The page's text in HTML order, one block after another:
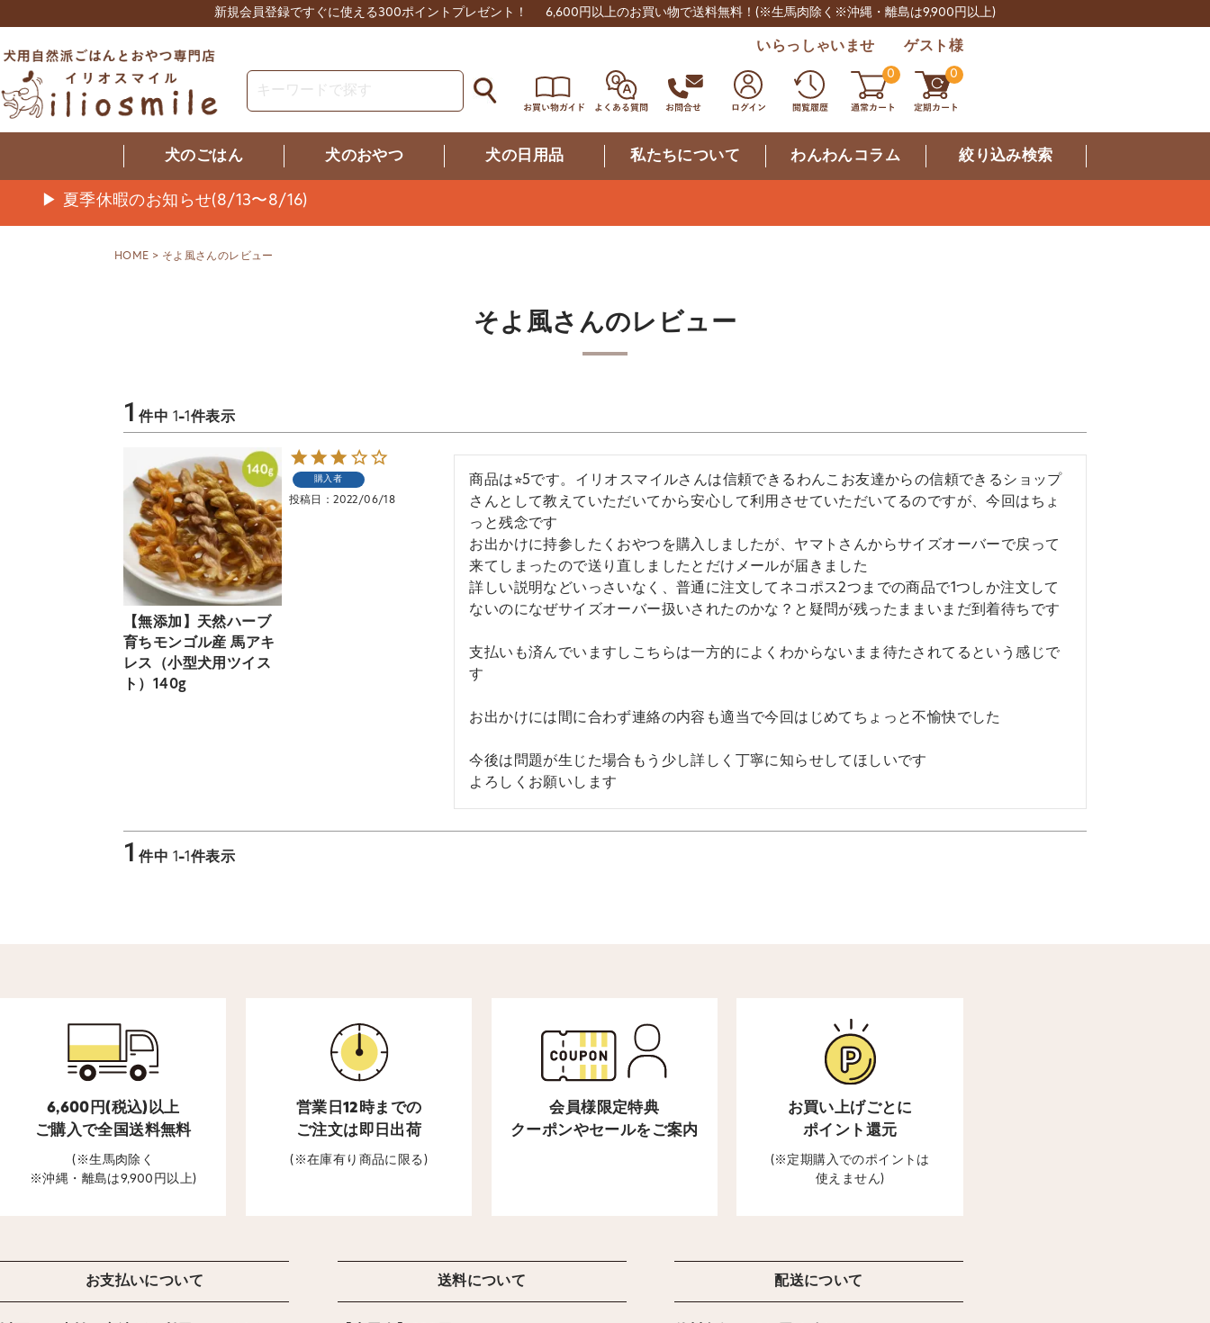
新規会員登録ですぐに使える300ポイントプレゼント！ 6,600円以上のお買い物で送料無料！ (※生馬肉除く※沖縄・離島は9,900円以上)
いらっしゃいませ ゲスト様
0 0
犬のごはん 犬のおやつ 犬の日用品 私たちについて わんわんコラム 絞り込み検索
▶ 夏季休暇のお知らせ(8/13〜8/16)
HOME そよ風さんのレビュー
そよ風さんのレビュー
1件中 1-1 件表示
【無添加】天然ハーブ
育ちモンゴル産 馬アキ
レス（小型犬用ツイス
ト）140g
購入者
投稿日 2022/06/18
商品は⭐︎5です。イリオスマイルさんは信頼できるわんこお友達からの信頼できるショップ
さんとして教えていただいてから安心して利用させていただいてるのですが、今回はちょ
っと残念です
お出かけに持参したくおやつを購入しましたが、ヤマトさんからサイズオーバーで戻って
来てしまったので送り直しましたとだけメールが届きました
詳しい説明などいっさいなく、普通に注文してネコポス2つまでの商品で1つしか注文して
ないのになぜサイズオーバー扱いされたのかな？と疑問が残ったままいまだ到着待ちです
支払いも済んでいますしこちらは一方的によくわからないまま待たされてるという感じで
す
お出かけには間に合わず連絡の内容も適当で今回はじめてちょっと不愉快でした
今後は問題が生じた場合もう少し詳しく丁寧に知らせしてほしいです
よろしくお願いします
1件中 1-1 件表示
6,600円(税込)以上
ご購入で全国送料無料
(※生馬肉除く
※沖縄・離島は9,900円以上)
営業日12時までの
ご注文は即日出荷
(※在庫有り商品に限る)
会員様限定特典
クーポンやセールをご案内
お買い上げごとに
ポイント還元
(※定期購入でのポイントは
使えません)
お支払いについて 送料について 配送について